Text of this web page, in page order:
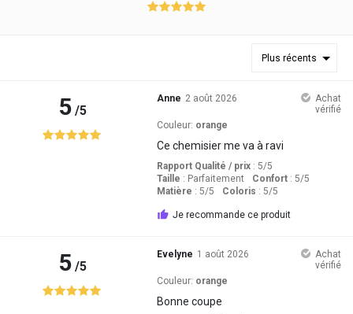
Plus récents
5/5
Anne 2 août 2026
Achat
vérifié
Couleur: orange
Ce chemisier me va à ravi
Rapport Qualité / prix: 5/5
Taille : Parfaitement Confort: 5/5
Matière : 5/5 Coloris : 5/5
Je recommande ce produit
5/5
Evelyne 1 août 2026
Achat
vérifié
Couleur: orange
Bonne coupe